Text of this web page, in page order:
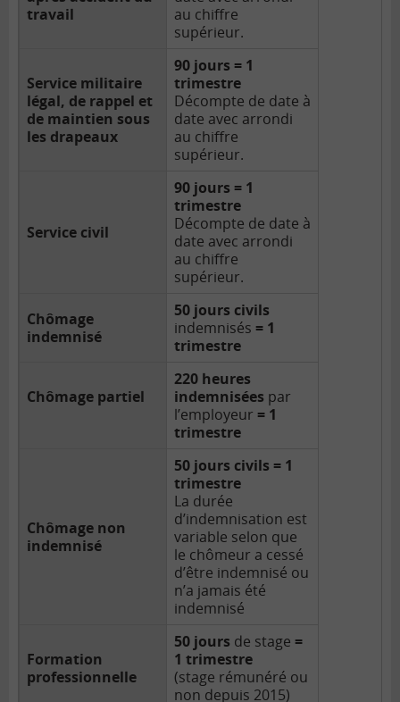
travail
au chiffre
supérieur.
Service militaire
légal, de rappel et
de maintien sous
les drapeaux
90 jours = 1
trimestre
Décompte de date à
date avec arrondi
au chiffre
supérieur.
Service civil
90 jours = 1
trimestre
Décompte de date à
date avec arrondi
au chiffre
supérieur.
Chômage
indemnisé
50 jours civils
indemnisés = 1
trimestre
Chômage partiel
220 heures
indemnisées par
l’employeur = 1
trimestre
Chômage non
indemnisé
50 jours civils = 1
trimestre
La durée
d’indemnisation est
variable selon que
le chômeur a cessé
d’être indemnisé ou
n’a jamais été
indemnisé
Formation
professionnelle
50 jours de stage =
1 trimestre
(stage rémunéré ou
non depuis 2015)